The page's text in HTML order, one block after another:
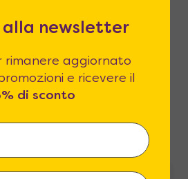
Soddisfatti
dei nostri clienti sono il
alla newsletter
rimanere aggiornato
e ricevere il
di sconto